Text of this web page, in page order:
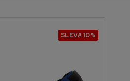
SLEVA 10%